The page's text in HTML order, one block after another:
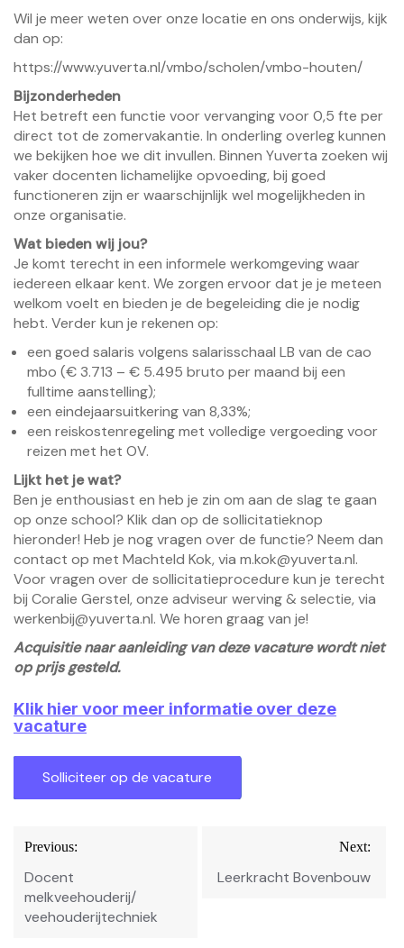
Wil je meer weten over onze locatie en ons onderwijs, kijk
dan op:
https://www.yuverta.nl/vmbo/scholen/vmbo-houten/
Bijzonderheden
Het betreft een functie voor vervanging voor 0,5 fte per
direct tot de zomervakantie. In onderling overleg kunnen
we bekijken hoe we dit invullen. Binnen Yuverta zoeken wij
vaker docenten lichamelijke opvoeding, bij goed
functioneren zijn er waarschijnlijk wel mogelijkheden in
onze organisatie.
Wat bieden wij jou?
Je komt terecht in een informele werkomgeving waar
iedereen elkaar kent. We zorgen ervoor dat je je meteen
welkom voelt en bieden je de begeleiding die je nodig
hebt. Verder kun je rekenen op:
een goed salaris volgens salarisschaal LB van de cao
mbo (€ 3.713 – € 5.495 bruto per maand bij een
fulltime aanstelling);
een eindejaarsuitkering van 8,33%;
een reiskostenregeling met volledige vergoeding voor
reizen met het OV.
Lijkt het je wat?
Ben je enthousiast en heb je zin om aan de slag te gaan
op onze school? Klik dan op de sollicitatieknop
hieronder! Heb je nog vragen over de functie? Neem dan
contact op met Machteld Kok, via m.kok@yuverta.nl.
Voor vragen over de sollicitatieprocedure kun je terecht
bij Coralie Gerstel, onze adviseur werving & selectie, via
werkenbij@yuverta.nl. We horen graag van je!
Acquisitie naar aanleiding van deze vacature wordt niet
op prijs gesteld.
Klik hier voor meer informatie over deze
vacature
Bericht
navigatie
Previous:
Docent
melkveehouderij/
veehouderijtechniek
Next:
Leerkracht Bovenbouw